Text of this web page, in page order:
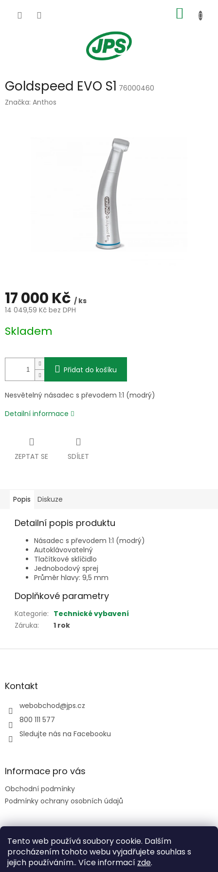
Tento web používá soubory cookie. Dalším
procházením tohoto webu vyjadřujete souhlas s
jejich používáním.. Více informací zde.
KOŠÍK
Goldspeed EVO S1 76000460
Značka: Anthos
17 000 Kč / ks
14 049,59 Kč bez DPH
cena:
Skladem
Přidat do košíku
Nesvětelný násadec s převodem 1:1 (modrý)
Detailní informace
ZEPTAT SE SDÍLET
Popis Diskuze
Detailní popis produktu
Násadec s převodem 1:1 (modrý)
Autoklávovatelný
Tlačítkové sklíčidlo
Jednobodový sprej
Průměr hlavy: 9,5 mm
Doplňkové parametry
Kategorie: Technické vybavení
Záruka: 1 rok
Z
aKontakt
webobchod@jps.cz
800 111 577
Sledujte nás na Facebooku
Informace pro vás
Obchodní podmínky
Podmínky ochrany osobních údajů
Facebook